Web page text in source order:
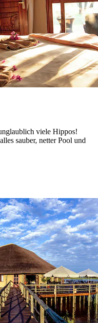
viele Hippos!
sauber, netter Pool und